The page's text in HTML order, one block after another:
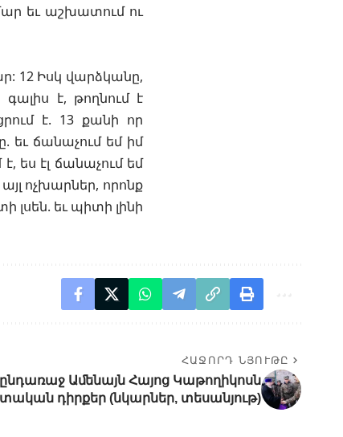
եւ աշխատում ու
12 Իսկ վարձկանը,
գալիս է, թողնում է
է. 13 քանի որ
եւ ճանաչում եմ իմ
ես էլ ճանաչում եմ
ոչխարներ, որոնք
լսեն. եւ պիտի լինի
ՀԱՋՈՐԴ ՆՅՈՒԹԸ
Աﬔնայն Հայոց Կաթողիկոսն
դիրքեր (նկարներ, տեսանյութ)